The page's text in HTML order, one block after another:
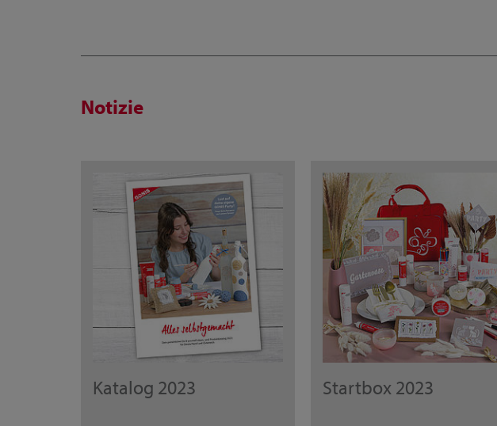
Notizie
Katalog 2023 Startbox 2023